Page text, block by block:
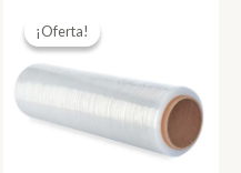
¡Oferta!
¡Oferta!